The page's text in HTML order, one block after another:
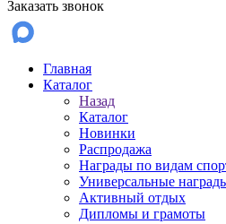
Заказать звонок
Главная
Каталог
Назад
Каталог
Новинки
Распродажа
Награды по видам
Универсальные
Активный отдых
Дипломы и грамоты